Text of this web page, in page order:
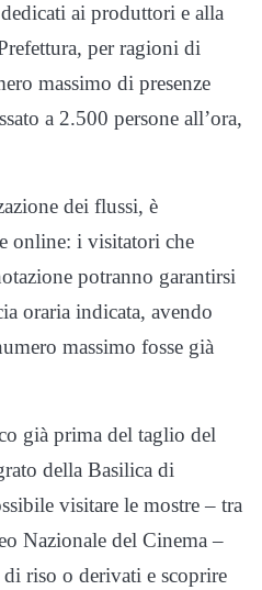
ai produttori e alla
per ragioni di
massimo di presenze
a 2.500 persone all’ora,
dei flussi, è
online: i visitatori che
potranno garantirsi
oraria indicata, avendo
massimo fosse già
già prima del taglio del
della Basilica di
visitare le mostre – tra
Nazionale del Cinema –
di riso o derivati e scoprire